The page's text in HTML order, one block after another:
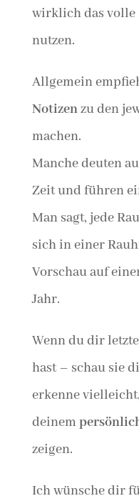
wirklich das volle
nutzen.
Allgemein
Notizenzu den
machen.
Manche deuten
Zeit und führen
Man sagt, jede
sich in einer
Vorschau auf
Jahr.
Wenn du dir
hast – schau sie
erkenne
deinem
zeigen.
Ich wünsche dir